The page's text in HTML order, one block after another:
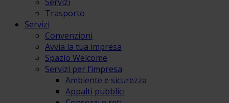
Trasporto
Servizi
Convenzioni
Avvia la tua impresa
Spazio Welcome
Servizi per l’impresa
Ambiente e sicurezza
Appalti pubblici